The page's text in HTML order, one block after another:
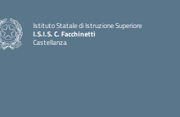
Istituto Statale di Istruzione Superiore
I.S.I.S. C. Facchinetti
Castellanza